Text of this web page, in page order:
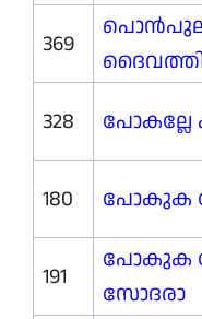
369
328
പോകല്ലേ
180
പോകുക
191
പോകുക
സോദരാ